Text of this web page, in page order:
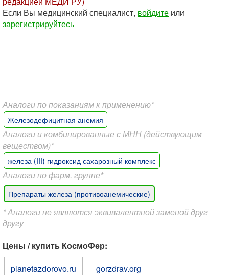
Если Вы медицинский специалист, войдите или
зарегистрируйтесь
Аналоги по показаниям к применению*
Железодефицитная анемия
Аналоги и комбинированные с МНН (действующим
веществом)*
железа (III) гидроксид сахарозный комплекс
Аналоги по фарм. группе*
Препараты железа (противоанемические)
* Аналоги не являются эквивалентной заменой друг
другу
Цены / купить КосмоФер:
planetazdorovo.ru
gorzdrav.org